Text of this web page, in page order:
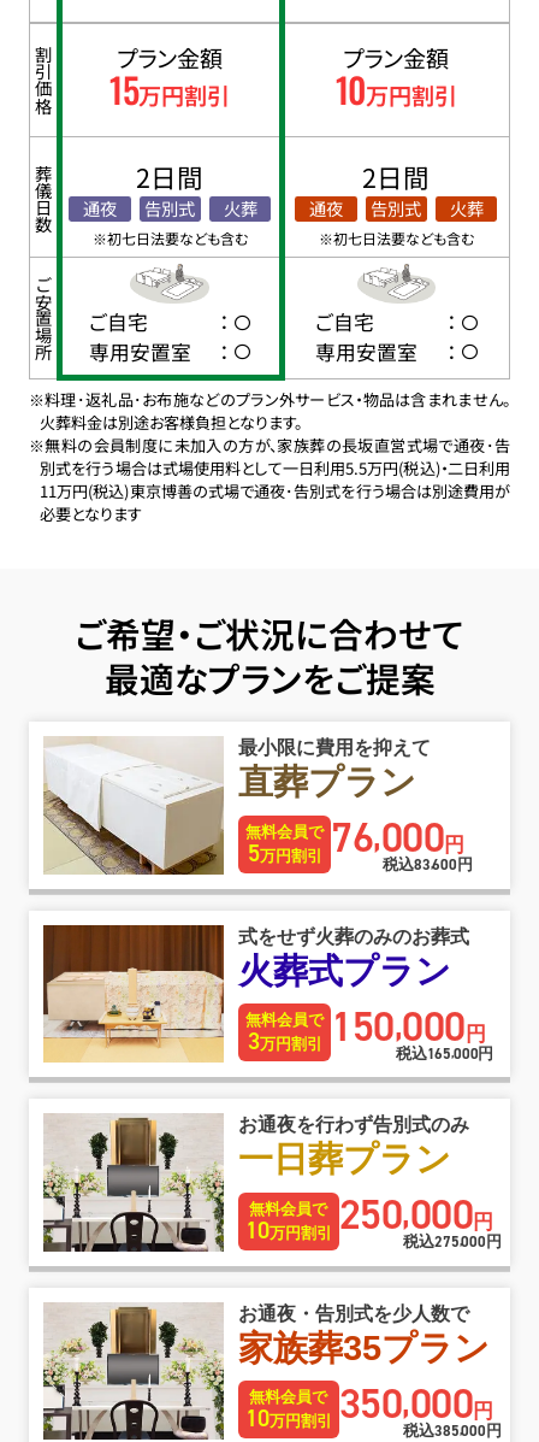
割引価格
葬儀日数
ご安置場所
プラン金額
15万円割引
2日間
通夜 告別式 火葬
※初七日法要なども含む
ご自宅
：
専用安置室
：
プラン金額
10万円割引
2日間
通夜 告別式 火葬
※初七日法要なども含む
ご自宅
：
専用安置室
：
※料理･返礼品･お布施などのプラン外サービス・物品は含まれません。
火葬料金は別途お客様負担となります。
※無料の会員制度に未加入の方が、家族葬の長坂直営式場で通夜･告
別式を行う場合は式場使用料として一日利用5.5万円(税込)・二日利用
11万円(税込)東京博善の式場で通夜･告別式を行う場合は別途費用が
必要となります
ご希望・ご状況に合わせて
最適なプランをご提案
最小限に費用を抑えて
直葬プラン
無料会員で
5万円割引 76,000円
税込83,600 円
式をせず火葬のみのお葬式
火葬式プラン
無料会員で
3万円割引 150,000 円
税込165,000円
お通夜を行わず告別式のみ
一日葬プラン
無料会員で
10万円割引 250,000円
税込275,000 円
お通夜・告別式を少人数で
家族葬35プラン
無料会員で
10万円割引 350,000円
税込385,000円